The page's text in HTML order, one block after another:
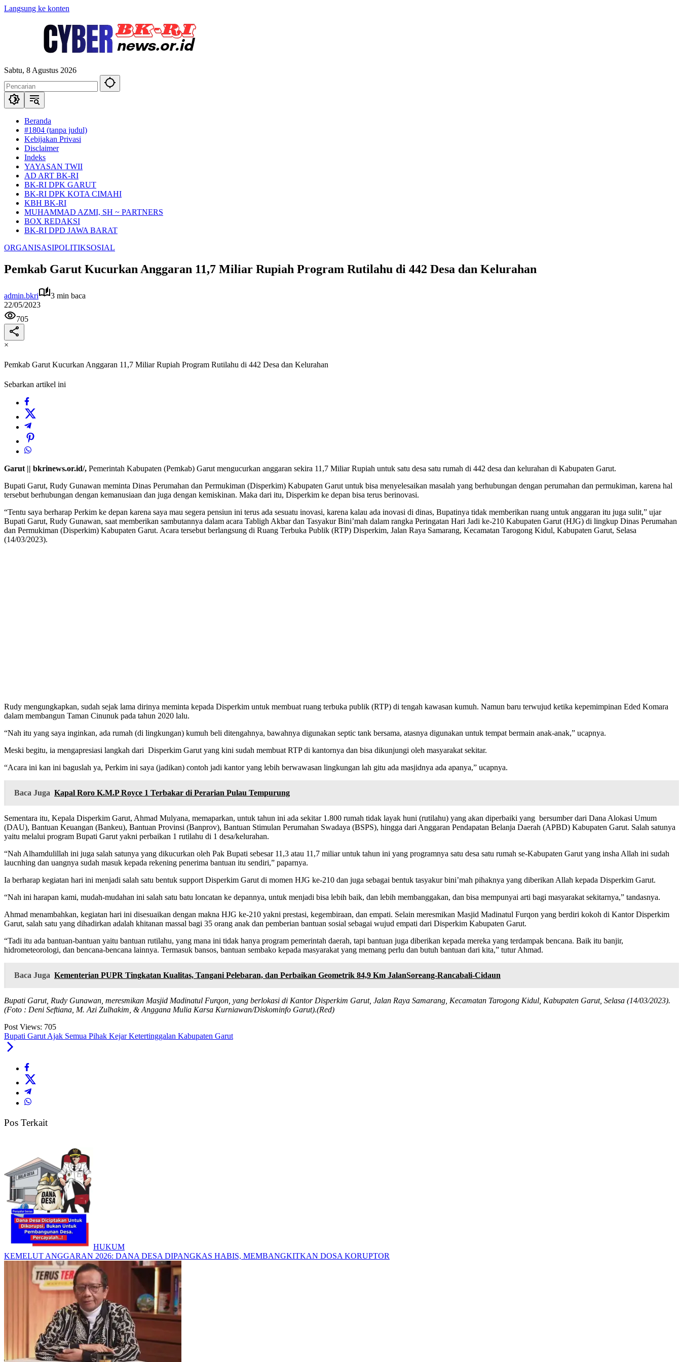
Langsung ke konten
Sabtu, 8 Agustus 2026
Beranda
#1804 (tanpa judul)
Kebijakan Privasi
Disclaimer
Indeks
YAYASAN TWII
AD ART BK-RI
BK-RI DPK GARUT
BK-RI DPK KOTA CIMAHI
KBH BK-RI
MUHAMMAD AZMI, SH ~ PARTNERS
BOX REDAKSI
BK-RI DPD JAWA BARAT
ORGANISASIPOLITIKSOSIAL
Pemkab Garut Kucurkan Anggaran 11,7 Miliar Rupiah Program Rutilahu di 442 Desa dan Kelurahan
admin.bkri
3 min baca
22/05/2023
705
×
Pemkab Garut Kucurkan Anggaran 11,7 Miliar Rupiah Program Rutilahu di 442 Desa dan Kelurahan
Sebarkan artikel ini
Garut || bkrinews.or.id/, Pemerintah Kabupaten (Pemkab) Garut mengucurkan anggaran sekira 11,7 Miliar Rupiah untuk satu desa satu rumah di 442 desa dan kelurahan di Kabupaten Garut.
Bupati Garut, Rudy Gunawan meminta Dinas Perumahan dan Permukiman (Disperkim) Kabupaten Garut untuk bisa menyelesaikan masalah yang berhubungan dengan perumahan dan permukiman, karena hal
tersebut berhubungan dengan kemanusiaan dan juga dengan kemiskinan. Maka dari itu, Disperkim ke depan bisa terus berinovasi.
“Tentu saya berharap Perkim ke depan karena saya mau segera pensiun ini terus ada sesuatu inovasi, karena kalau ada inovasi di dinas, Bupatinya tidak memberikan ruang untuk anggaran itu juga sulit,” ujar
Bupati Garut, Rudy Gunawan, saat memberikan sambutannya dalam acara Tabligh Akbar dan Tasyakur Bini’mah dalam rangka Peringatan Hari Jadi ke-210 Kabupaten Garut (HJG) di lingkup Dinas Perumahan
dan Permukiman (Disperkim) Kabupaten Garut. Acara tersebut berlangsung di Ruang Terbuka Publik (RTP) Disperkim, Jalan Raya Samarang, Kecamatan Tarogong Kidul, Kabupaten Garut, Selasa
(14/03/2023).
Rudy mengungkapkan, sudah sejak lama dirinya meminta kepada Disperkim untuk membuat ruang terbuka publik (RTP) di tengah kawasan kumuh. Namun baru terwujud ketika kepemimpinan Eded Komara
dalam membangun Taman Cinunuk pada tahun 2020 lalu.
“Nah itu yang saya inginkan, ada rumah (di lingkungan) kumuh beli ditengahnya, bawahnya digunakan septic tank bersama, atasnya digunakan untuk tempat bermain anak-anak,” ucapnya.
Meski begitu, ia mengapresiasi langkah dari Disperkim Garut yang kini sudah membuat RTP di kantornya dan bisa dikunjungi oleh masyarakat sekitar.
“Acara ini kan ini baguslah ya, Perkim ini saya (jadikan) contoh jadi kantor yang lebih berwawasan lingkungan lah gitu ada masjidnya ada apanya,” ucapnya.
Baca Juga Kapal Roro K.M.P Royce 1 Terbakar di Perarian Pulau Tempurung
Sementara itu, Kepala Disperkim Garut, Ahmad Mulyana, memaparkan, untuk tahun ini ada sekitar 1.800 rumah tidak layak huni (rutilahu) yang akan diperbaiki yang bersumber dari Dana Alokasi Umum
(DAU), Bantuan Keuangan (Bankeu), Bantuan Provinsi (Banprov), Bantuan Stimulan Perumahan Swadaya (BSPS), hingga dari Anggaran Pendapatan Belanja Daerah (APBD) Kabupaten Garut. Salah satunya
yaitu melalui program Bupati Garut yakni perbaikan 1 rutilahu di 1 desa/kelurahan.
“Nah Alhamdulillah ini juga salah satunya yang dikucurkan oleh Pak Bupati sebesar 11,3 atau 11,7 miliar untuk tahun ini yang programnya satu desa satu rumah se-Kabupaten Garut yang insha Allah ini sudah
laucnhing dan uangnya sudah masuk kepada rekening penerima bantuan itu sendiri,” paparnya.
Ia berharap kegiatan hari ini menjadi salah satu bentuk support Disperkim Garut di momen HJG ke-210 dan juga sebagai bentuk tasyakur bini’mah pihaknya yang diberikan Allah kepada Disperkim Garut.
“Nah ini harapan kami, mudah-mudahan ini salah satu batu loncatan ke depannya, untuk menjadi bisa lebih baik, dan lebih membanggakan, dan bisa mempunyai arti bagi masyarakat sekitarnya,” tandasnya.
Ahmad menambahkan, kegiatan hari ini disesuaikan dengan makna HJG ke-210 yakni prestasi, kegembiraan, dan empati. Selain meresmikan Masjid Madinatul Furqon yang berdiri kokoh di Kantor Disperkim
Garut, salah satu yang dihadirkan adalah khitanan massal bagi 35 orang anak dan pemberian bantuan sosial sebagai wujud empati dari Disperkim Kabupaten Garut.
“Tadi itu ada bantuan-bantuan yaitu bantuan rutilahu, yang mana ini tidak hanya program pemerintah daerah, tapi bantuan juga diberikan kepada mereka yang terdampak bencana. Baik itu banjir,
hidrometeorologi, dan bencana-bencana lainnya. Termasuk bansos, bantuan sembako kepada masyarakat yang memang perlu dan butuh bantuan dari kita,” tutur Ahmad.
Baca Juga Kementerian PUPR Tingkatan Kualitas, Tangani Pelebaran, dan Perbaikan Geometrik 84,9 Km JalanSoreang-Rancabali-Cidaun
Bupati Garut, Rudy Gunawan, meresmikan Masjid Madinatul Furqon, yang berlokasi di Kantor Disperkim Garut, Jalan Raya Samarang, Kecamatan Tarogong Kidul, Kabupaten Garut, Selasa (14/03/2023).
(Foto : Deni Seftiana, M. Azi Zulhakim, & Anggana Mulia Karsa Kurniawan/Diskominfo Garut).(Red)
Post Views: 705
Bupati Garut Ajak Semua Pihak Kejar Ketertinggalan Kabupaten Garut
Pos Terkait
HUKUM
KEMELUT ANGGARAN 2026: DANA DESA DIPANGKAS HABIS, MEMBANGKITKAN DOSA KORUPTOR